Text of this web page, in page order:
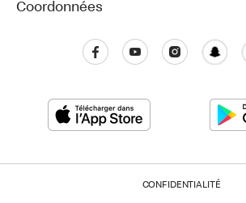
Coordonnées
CONFIDENTIALITÉ